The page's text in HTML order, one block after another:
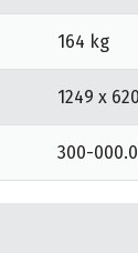
164 kg
1249 x
300-000.0